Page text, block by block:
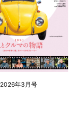
2026年3月号